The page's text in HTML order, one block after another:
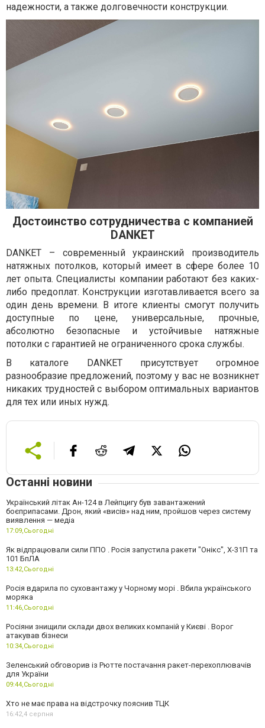
надежности, а также долговечности конструкции.
Достоинство сотрудничества с компанией
DANKET
DANKET – современный украинский производитель
натяжных потолков, который имеет в сфере более 10
лет опыта. Специалисты компании работают без каких-
либо предоплат. Конструкции изготавливается всего за
один день времени. В итоге клиенты смогут получить
доступные по цене, универсальные, прочные,
абсолютно безопасные и устойчивые натяжные
потолки с гарантией не ограниченного срока службы.
В каталоге DANKET присутствует огромное
разнообразие предложений, поэтому у вас не возникнет
никаких трудностей с выбором оптимальных вариантов
для тех или иных нужд.
Останні новини
Український літак Ан-124 в Лейпцигу був завантажений
боєприпасами. Дрон, який «висів» над ним, пройшов через систему
виявлення — медіа
17:09,Сьогодні
Як відпрацювали сили ППО . Росія запустила ракети "Онікс", Х-31П та
101 БпЛА
13:42,Сьогодні
Росія вдарила по суховантажу у Чорному морі . Вбила українського
моряка
11:46,Сьогодні
Росіяни знищили склади двох великих компаній у Києві . Ворог
атакував бізнеси
10:34,Сьогодні
Зеленський обговорив із Рютте постачання ракет-перехоплювачів
для України
09:44,Сьогодні
Хто не має права на відстрочку пояснив ТЦК
16:42,4 серпня